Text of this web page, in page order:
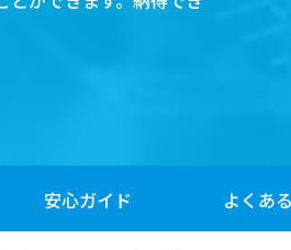
安心ガイド よくある